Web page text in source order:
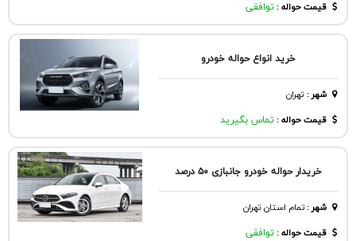
قیمت حواله : توافقی
خرید انواع حواله خودرو
شهر: تهران
قیمت حواله : تماس بگیرید
خریدار حواله خودرو جانبازی ۵۰ درصد
شهر:تمام استان تهران
قیمت حواله : توافقی